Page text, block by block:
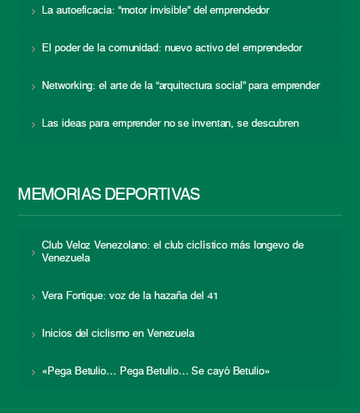
La autoeficacia: “motor invisible” del emprendedor
El poder de la comunidad: nuevo activo del emprendedor
Networking: el arte de la “arquitectura social” para emprender
Las ideas para emprender no se inventan, se descubren
MEMORIAS DEPORTIVAS
Club Veloz Venezolano: el club ciclístico más longevo de
Venezuela
Vera Fortique: voz de la hazaña del 41
Inicios del ciclismo en Venezuela
«Pega Betulio… Pega Betulio… Se cayó Betulio»